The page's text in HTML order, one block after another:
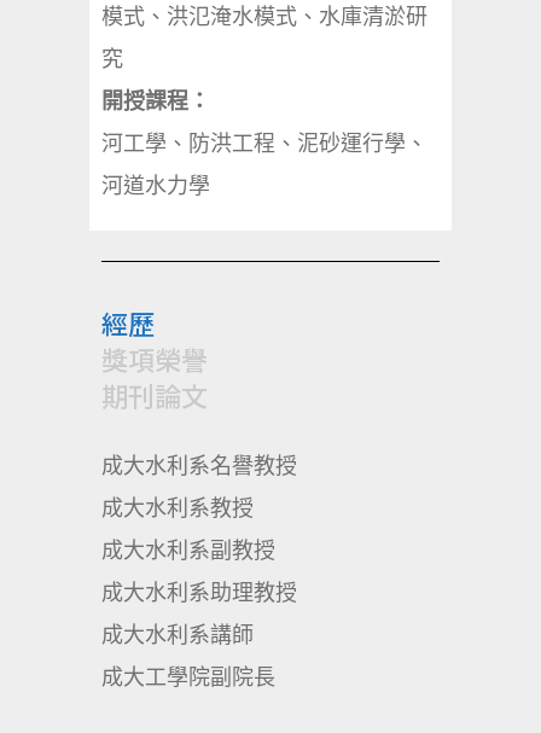
模式、洪氾淹水模式、水庫清淤研
究
開授課程：
河工學、防洪工程、泥砂運行學、
河道水力學
經歷
獎項榮譽
期刊論文
成大水利系名譽教授
成大水利系教授
成大水利系副教授
成大水利系助理教授
成大水利系講師
成大工學院副院長